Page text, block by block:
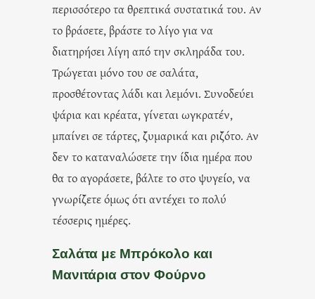
περισσότερο τα θρεπτικά συστατικά του. Αν
το βράσετε, βράστε το λίγο για να
διατηρήσει λίγη από την σκληράδα του.
Τρώγεται μόνο του σε σαλάτα,
προσθέτοντας λάδι και λεμόνι. Συνοδεύει
ψάρια και κρέατα, γίνεται ωγκρατέν,
μπαίνει σε τάρτες, ζυμαρικά και ριζότο. Αν
δεν το καταναλώσετε την ίδια ημέρα που
θα το αγοράσετε, βάλτε το στο ψυγείο, να
γνωρίζετε όμως ότι αντέχει το πολύ
τέσσερις ημέρες.
Σαλάτα με Μπρόκολο και
Μανιτάρια στον Φούρνο